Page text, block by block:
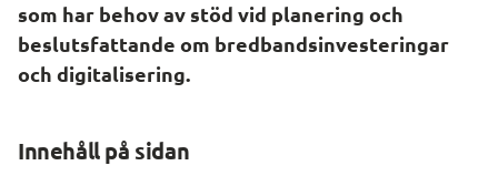
som har behov av stöd vid planering och
beslutsfattande om bredbandsinvesteringar
och digitalisering.
Innehåll på sidan